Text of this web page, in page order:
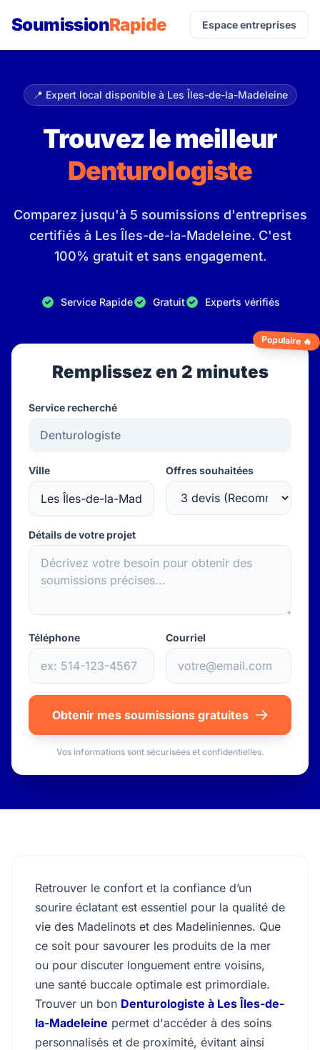
SoumissionRapide Espace entreprises
📍 Expert local disponible à Les Îles-de-la-Madeleine
Trouvez le meilleur
Denturologiste
Comparez jusqu'à 5 soumissions d'entreprises
certifiés à Les Îles-de-la-Madeleine. C'est
100% gratuit et sans engagement.
Service Rapide Gratuit Experts vérifiés
Populaire 🔥
Remplissez en 2 minutes
Service recherché
Ville Offres souhaitées
Détails de votre projet
Téléphone Courriel
Obtenir mes soumissions gratuites
Vos informations sont sécurisées et confidentielles.
Retrouver le confort et la confiance d’un
sourire éclatant est essentiel pour la qualité de
vie des Madelinots et des Madeliniennes. Que
ce soit pour savourer les produits de la mer
ou pour discuter longuement entre voisins,
une santé buccale optimale est primordiale.
Trouver un bon Denturologiste à Les Îles-de-
la-Madeleine permet d'accéder à des soins
personnalisés et de proximité, évitant ainsi